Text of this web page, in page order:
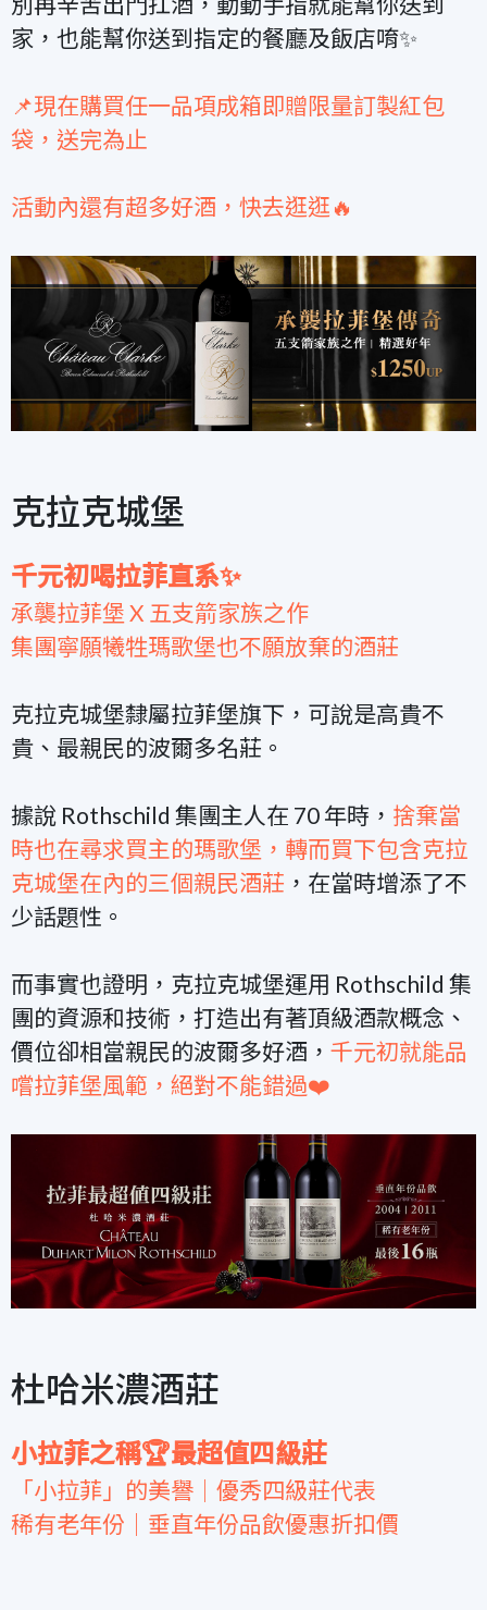
家，也能幫你送到指定的餐廳及飯店唷✨
📌現在購買任一品項成箱即贈限量訂製紅包
袋，送完為止
活動內還有超多好酒，快去逛逛🔥
克拉克城堡
千元初喝拉菲直系✨
承襲拉菲堡 X 五支箭家族之作
集團寧願犧牲瑪歌堡也不願放棄的酒莊
克拉克城堡隸屬拉菲堡旗下，可說是高貴不
貴、最親民的波爾多名莊。
據說 Rothschild 集團主人在 70 年時， 捨棄當
時也在尋求買主的瑪歌堡，轉而買下包含克拉
克城堡在內的三個親民酒莊 ，在當時增添了不
少話題性。
而事實也證明，克拉克城堡運用 Rothschild 集
團的資源和技術，打造出有著頂級酒款概念、
價位卻相當親民的波爾多好酒， 千元初就能品
嚐拉菲堡風範，絕對不能錯過❤️
杜哈米濃酒莊
小拉菲之稱🏆最超值四級莊
「小拉菲」的美譽｜優秀四級莊代表
稀有老年份｜垂直年份品飲優惠折扣價